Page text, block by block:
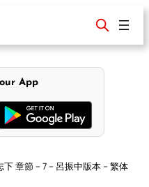
App
下 章節 – 7 – 呂振中版本 – 繁体